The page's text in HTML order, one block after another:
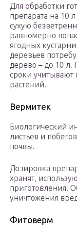
Для обработки
препарата на 10
сухую
равномерно
ягодных
деревьев
дерево – до 10 л.
сроки учитывают
растений.
Вермитек
Биологический
листьев и
почвы.
Дозировка
хранят,
приготовления.
уничтожения
Фитоверм